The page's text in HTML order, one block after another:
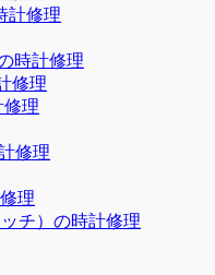
計修理
時計修理
修理
理
修理
理
チ）の時計修理